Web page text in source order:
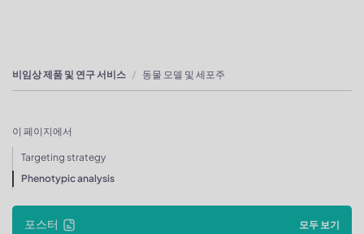
비임상 제품 및 연구 서비스 동물 모델 및 세포주
이 페이지에서
Targeting strategy
Phenotypic analysis
포스터 모두 보기